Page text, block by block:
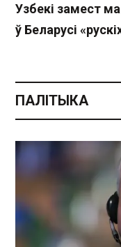
Узбекі замест
ў Беларусі
ПАЛІТЫКА